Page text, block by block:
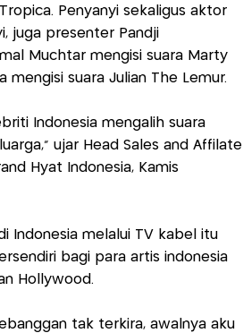
Penyanyi sekaligus aktor
juga presenter Pandji
Muchtar mengisi suara Marty
mengisi suara Julian The Lemur.
Indonesia mengalih suara
ujar Head Sales and Affilate
Hyat Indonesia, Kamis
Indonesia melalui TV kabel itu
bagi para artis indonesia
Hollywood.
tak terkira, awalnya aku